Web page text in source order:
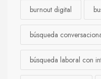
burnout digital
búsqueda
búsqueda laboral con